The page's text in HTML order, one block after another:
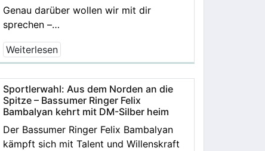
Genau darüber wollen wir mit dir
sprechen –…
Weiterlesen
Sportlerwahl: Aus dem Norden an die
Spitze – Bassumer Ringer Felix
Bambalyan kehrt mit DM-Silber heim
Der Bassumer Ringer Felix Bambalyan
kämpft sich mit Talent und Willenskraft